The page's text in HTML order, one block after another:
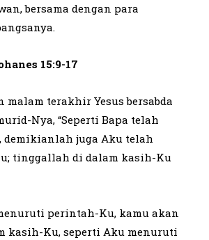
bersama dengan para
15:9-17
malam terakhir Yesus bersabda
Nya, “Seperti Bapa telah
demikianlah juga Aku telah
tinggallah di dalam kasih-Ku
perintah-Ku, kamu akan
kasih-Ku, seperti Aku menuruti